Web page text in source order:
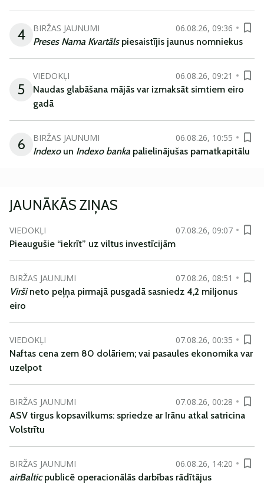
4 BIRŽAS JAUNUMI
06.08.26, 09:36
Preses Nama Kvartāls piesaistījis jaunus nomniekus
5
VIEDOKĻI
06.08.26, 09:21
Naudas glabāšana mājās var izmaksāt simtiem eiro
gadā
6 BIRŽAS JAUNUMI
06.08.26, 10:55
Indexoun Indexo banka palielinājušas pamatkapitālu
JAUNĀKĀS ZIŅAS
VIEDOKĻI
07.08.26, 09:07
Pieaugušie “iekrīt” uz viltus investīcijām
BIRŽAS JAUNUMI
07.08.26, 08:51
Viršineto peļņa pirmajā pusgadā sasniedz 4,2 miljonus
eiro
VIEDOKĻI
07.08.26, 00:35
Naftas cena zem 80 dolāriem; vai pasaules ekonomika var
uzelpot
BIRŽAS JAUNUMI
07.08.26, 00:28
ASV tirgus kopsavilkums: spriedze ar Irānu atkal satricina
Volstrītu
BIRŽAS JAUNUMI
06.08.26, 14:20
airBalticpublicē operacionālās darbības rādītājus